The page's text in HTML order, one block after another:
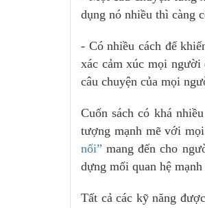
dụng nó nhiều thì càng
- Có nhiều cách để
xác cảm xúc mọi
câu chuyện của mọi
Cuốn sách có khá
tượng mạnh mẽ với
nối” mang đến cho
dựng mối quan hệ mạnh
Tất cả các kỹ năng